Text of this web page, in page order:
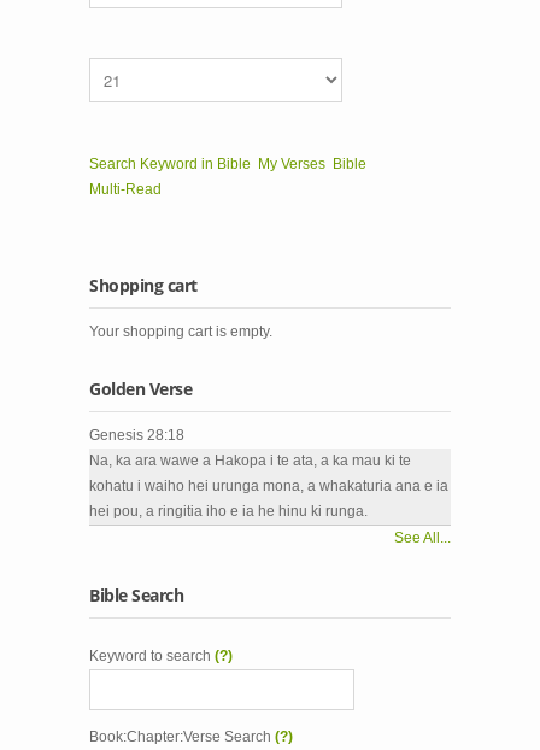
Search Keyword in Bible My Verses Bible
Multi-Read
Shopping cart
Your shopping cart is empty.
Golden Verse
Genesis 28:18
Na, ka ara wawe a Hakopa i te ata, a ka mau ki te
kohatu i waiho hei urunga mona, a whakaturia ana e ia
hei pou, a ringitia iho e ia he hinu ki runga.
See All...
Bible Search
Keyword to search (?)
Book:Chapter:Verse Search (?)